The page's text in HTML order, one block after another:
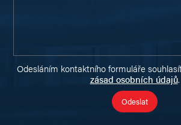
Odesláním kontaktního formuláře
zásad osobních údajů.